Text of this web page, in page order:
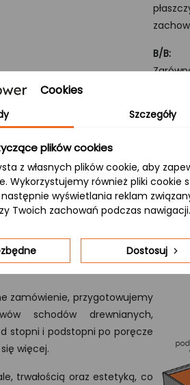
B/B:
sęki
zamówienie, przygotowujemy
schodów drewnianych,
stopni i podstopni po poręcze
więcej.
trwałością oraz estetyką, co
Cookies
Szczegóły
plików cookies
z własnych plików cookie, aby
Wykorzystujemy również pliki
następnie wyświetlania reklam
Twoich zachowań podczas nawigacji.
Dostosuj